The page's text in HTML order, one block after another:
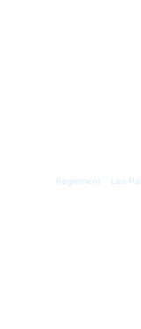
Règlement Les